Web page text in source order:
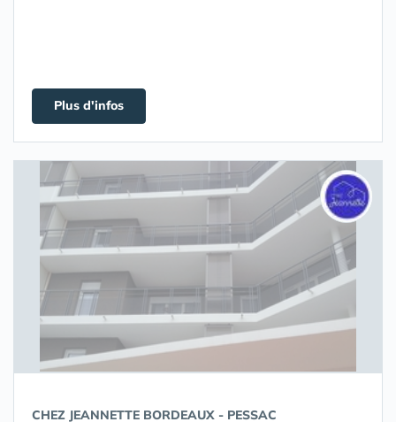
Plus d'infos
CHEZ JEANNETTE BORDEAUX - PESSAC